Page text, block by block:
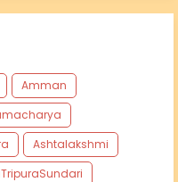
Amman
Ashtalakshmi